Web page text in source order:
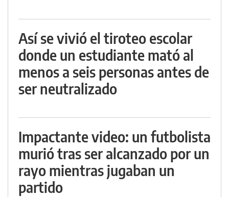
Así se vivió el tiroteo escolar
donde un estudiante mató al
menos a seis personas antes de
ser neutralizado
Impactante video: un futbolista
murió tras ser alcanzado por un
rayo mientras jugaban un
partido